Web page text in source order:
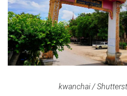
kwanchai /